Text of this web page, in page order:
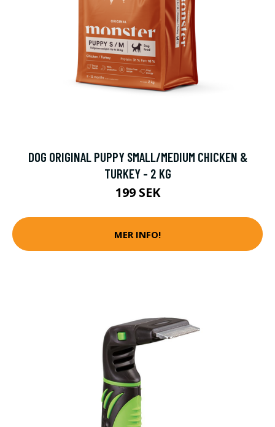
DOG ORIGINAL PUPPY SMALL/MEDIUM CHICKEN &
TURKEY - 2 KG
199 SEK
MER INFO!